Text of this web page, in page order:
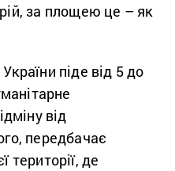
за площею це – як
піде від 5 до
від
передбачає
території, де